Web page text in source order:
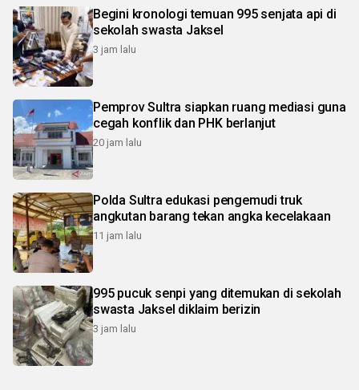
Begini kronologi temuan 995 senjata api di
sekolah swasta Jaksel
3 jam lalu
Pemprov Sultra siapkan ruang mediasi guna
cegah konflik dan PHK berlanjut
20 jam lalu
Polda Sultra edukasi pengemudi truk
angkutan barang tekan angka kecelakaan
11 jam lalu
995 pucuk senpi yang ditemukan di sekolah
swasta Jaksel diklaim berizin
3 jam lalu